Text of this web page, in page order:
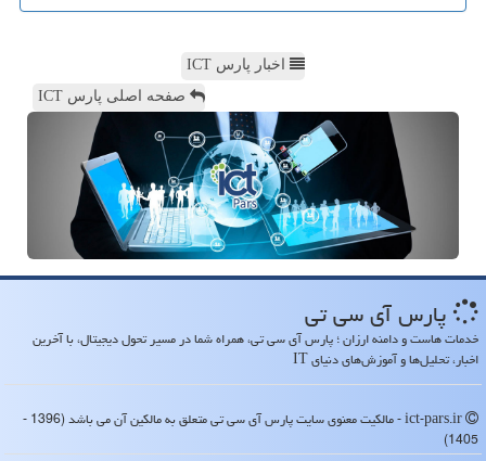
اخبار پارس ICT
صفحه اصلی پارس ICT
پارس آی سی تی
خدمات هاست و دامنه ارزان ؛ پارس آی سی تی، همراه شما در مسیر تحول دیجیتال، با آخرین
اخبار، تحلیل‌ها و آموزش‌های دنیای IT
ict-pars.ir - مالکیت معنوی سایت پارس آی سی تی متعلق به مالکین آن می باشد (1396 -
1405)